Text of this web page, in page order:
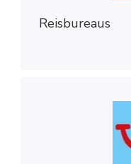
Reisbureaus